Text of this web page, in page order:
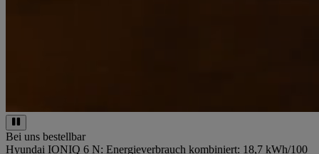
Bei uns bestellbar
Hyundai IONIQ 6 N: Energieverbrauch kombiniert: 18,7 kWh/100